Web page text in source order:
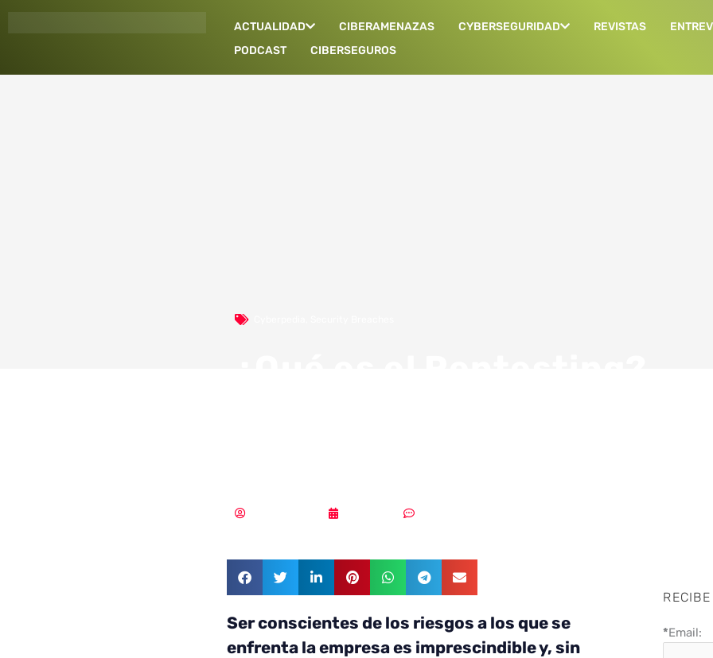
ACTUALIDAD CIBERAMENAZAS CYBERSEGURIDAD REVISTAS
PODCAST
CIBERSEGUROS
Ser conscientes de los riesgos a los que se
enfrenta la empresa es imprescindible y, sin
*Email: